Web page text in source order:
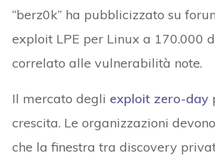
“berz0k” ha pubblicizzato su
exploit LPE per Linux a 170.000
correlato alle vulnerabilità note.
Il mercato degli exploit zero-day
crescita. Le organizzazioni
che la finestra tra discovery